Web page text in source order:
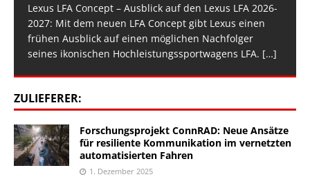
Lexus LFA Concept – Ausblick auf den Lexus LFA 2026-
2027: Mit dem neuen LFA Concept gibt Lexus einen
frühen Ausblick auf einen möglichen Nachfolger
seines ikonischen Hochleistungssportwagens LFA. […]
ZULIEFERER:
Forschungsprojekt ConnRAD: Neue Ansätze
für resiliente Kommunikation im vernetzten
automatisierten Fahren
1. Dezember 2025